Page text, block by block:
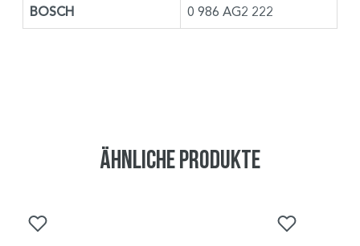
BOSCH 0 986 AG2 222
Ähnliche Produkte